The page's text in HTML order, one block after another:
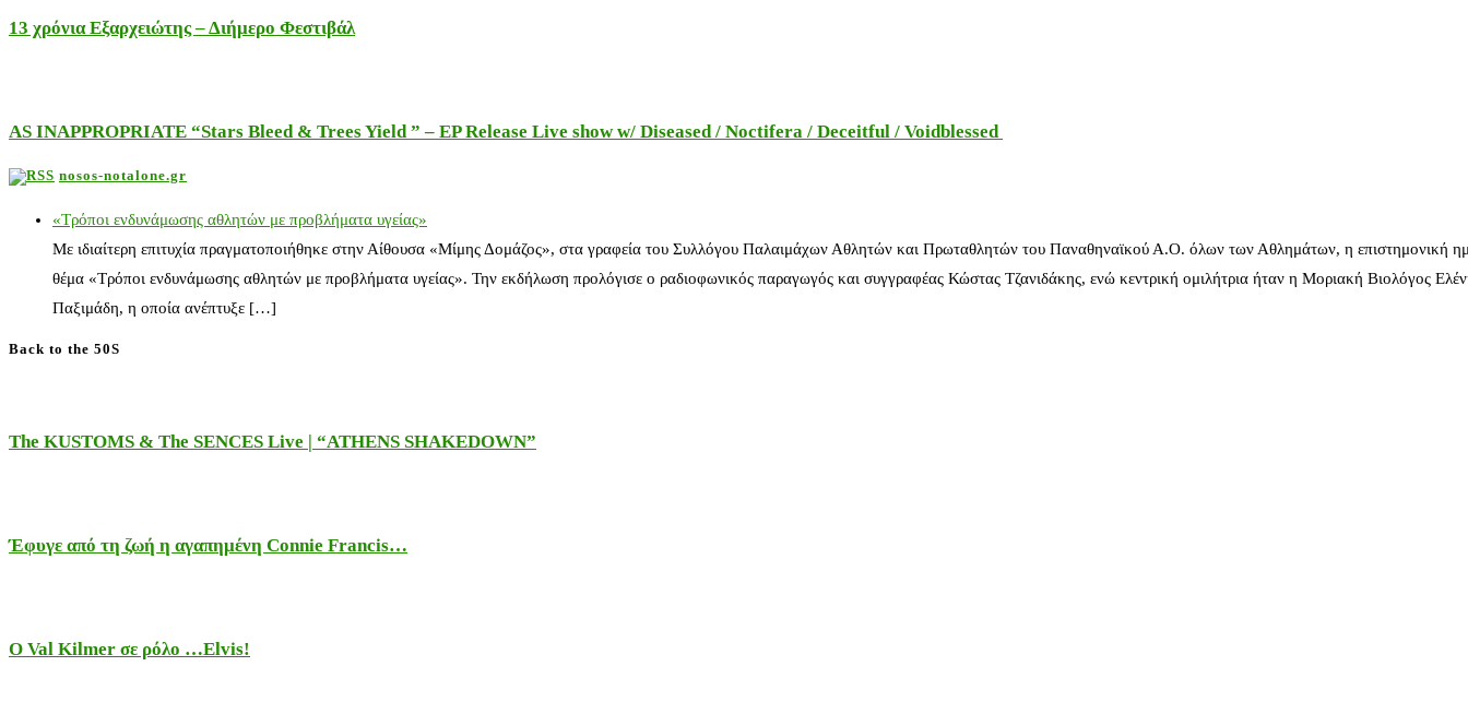
13 χρόνια Εξαρχειώτης – Διήμερο Φεστιβάλ
AS INAPPROPRIATE “Stars Bleed & Trees Yield ” – EP Release Live show w/ Diseased / Noctifera / Deceitful / Voidblessed
nosos-notalone.gr
«Τρόποι ενδυνάμωσης αθλητών με προβλήματα υγείας»
Με ιδιαίτερη επιτυχία πραγματοποιήθηκε στην Αίθουσα «Μίμης Δομάζος», στα γραφεία του Συλλόγου Παλαιμάχων Αθλητών και Πρωταθλητών του Παναθηναϊκού Α.Ο. όλων των Αθλημάτων, η επιστημονική
θέμα «Τρόποι ενδυνάμωσης αθλητών με προβλήματα υγείας». Την εκδήλωση προλόγισε ο ραδιοφωνικός παραγωγός και συγγραφέας Κώστας Τζανιδάκης, ενώ κεντρική ομιλήτρια ήταν η Μοριακή Βιολόγος
Παξιμάδη, η οποία ανέπτυξε […]
Back to the 50S
The KUSTOMS & The SENCES Live | “ATHENS SHAKEDOWN”
Έφυγε από τη ζωή η αγαπημένη Connie Francis…
Ο Val Kilmer σε ρόλο …Elvis!